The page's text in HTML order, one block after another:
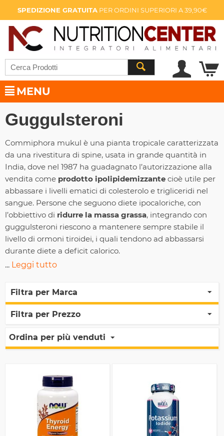
SPEDIZIONE GRATUITAPER ORDINI SUPERIORI A 39,90€
MENU
Guggulsteroni
Commiphora mukul è una pianta tropicale caratterizzata
da una rivestitura di spine, usata in grande quantità in
India, dove nel 1987 ha guadagnato l’autorizzazione alla
vendita come prodotto ipolipidemizzante cioè utile per
abbassare i livelli ematici di colesterolo e trigliceridi nel
sangue. Persone che seguono diete ipocaloriche, con
l’obbiettivo di ridurre la massa grassa, integrando con
guggulsteroni riescono a mantenere sempre stabile il
livello di ormoni tiroidei, i quali tendono ad abbassarsi
durante diete a deficit calorico.
... Leggi tutto
Filtra per Marca
Filtra per Prezzo
Ordina per più venduti